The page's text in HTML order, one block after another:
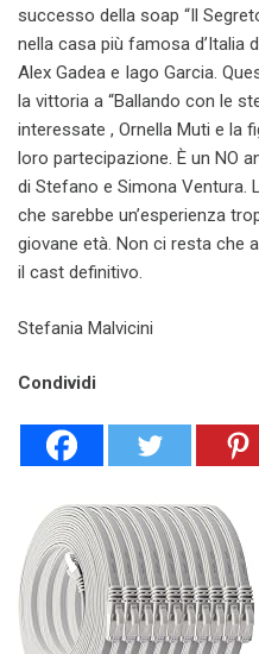
successo della soap “Il
nella casa più famosa d’Italia
Alex Gadea e Iago Garcia.
la vittoria a “Ballando con le
interessate , Ornella Muti e la
loro partecipazione. È un NO
di Stefano e Simona Ventura.
che sarebbe un’esperienza
giovane età. Non ci resta che
il cast definitivo.
Stefania Malvicini
Condividi